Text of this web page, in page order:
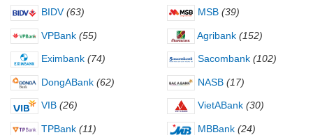
BIDV (63) MSB (39)
VPBank (55) Agribank (152)
Eximbank (74) Sacombank (102)
DongABank (62) NASB (17)
VIB (26) VietABank (30)
TPBank (11) MBBank (24)